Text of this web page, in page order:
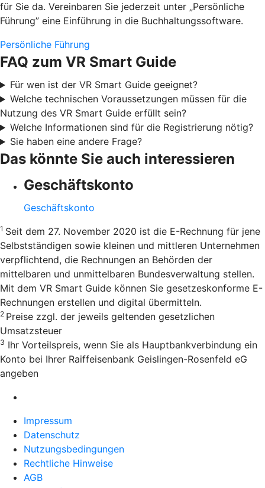
für Sie da. Vereinbaren Sie jederzeit unter „Persönliche
Führung” eine Einführung in die Buchhaltungssoftware.
Persönliche Führung
FAQ zum VR Smart Guide
Für wen ist der VR Smart Guide geeignet?
Welche technischen Voraussetzungen müssen für die
Nutzung des VR Smart Guide erfüllt sein?
Welche Informationen sind für die Registrierung nötig?
Sie haben eine andere Frage?
Das könnte Sie auch interessieren
Geschäftskonto
Geschäftskonto
1 Seit dem 27. November 2020 ist die E-Rechnung für jene
Selbstständigen sowie kleinen und mittleren Unternehmen
verpflichtend, die Rechnungen an Behörden der
mittelbaren und unmittelbaren Bundesverwaltung stellen.
Mit dem VR Smart Guide können Sie gesetzeskonforme E-
Rechnungen erstellen und digital übermitteln.
2 Preise zzgl. der jeweils geltenden gesetzlichen
Umsatzsteuer
3 Ihr Vorteilspreis, wenn Sie als Hauptbankverbindung ein
Konto bei Ihrer Raiffeisenbank Geislingen-Rosenfeld eG
angeben
Impressum
Datenschutz
Nutzungsbedingungen
Rechtliche Hinweise
AGB